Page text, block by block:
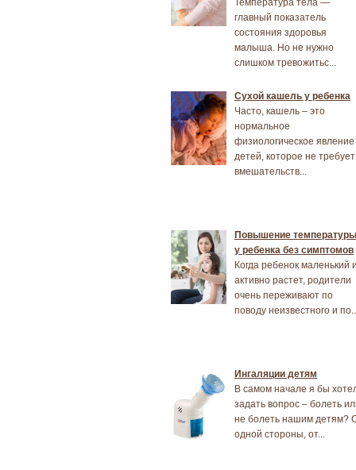
Температура тела —
главный показатель
состояния здоровья
малыша. Но не нужно
слишком тревожитьс...
Сухой кашель у ребенка
Часто, кашель – это
нормальное
физиологическое явление
детей, которое не требует
вмешательств...
Повышение температуры
у ребенка без симптомов
Когда ребенок маленький
активно растет, родители
очень переживают по
поводу неизвестного и
Ингаляции детям
В самом начале я бы
задать вопрос – болеть
не болеть нашим детям?
одной стороны, от...